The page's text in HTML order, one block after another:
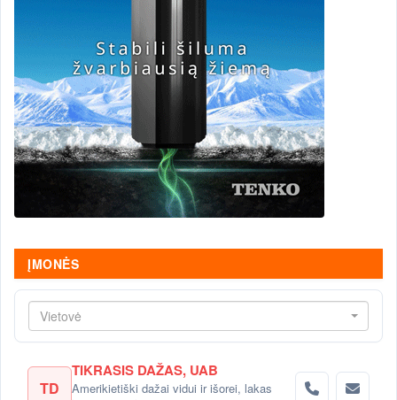
ĮMONĖS
Vietovė
TD
TIKRASIS DAŽAS, UAB
Amerikietiški dažai vidui ir išorei, lakas